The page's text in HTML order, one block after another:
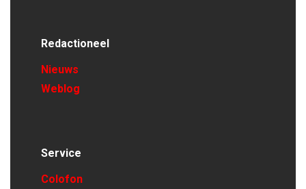
Redactioneel
Nieuws
Weblog
Service
Colofon